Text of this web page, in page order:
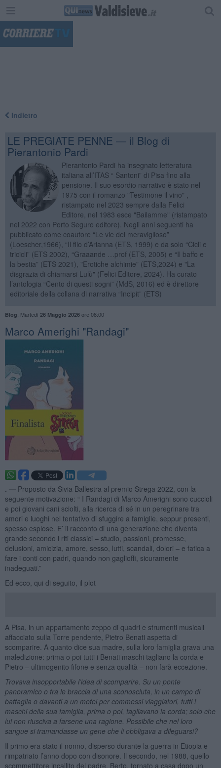
Indietro
LE PREGIATE PENNE — il Blog di
Pierantonio Pardi
Pierantonio Pardi ha insegnato letteratura
italiana all’ITAS “ Santoni” di Pisa fino alla
pensione. Il suo esordio narrativo è stato nel
1975 con il romanzo "Testimone il vino" ,
ristampato nel 2023 sempre dalla Felici
Editore, nel 1983 esce "Bailamme" (ristampato
nel 2022 con Porto Seguro editore). Negli anni seguenti ha
pubblicato come coautore “Le vie del meraviglioso”
(Loescher,1966), “Il filo d’Arianna (ETS, 1999) e da solo “Cicli e
tricicli” (ETS 2002), “Graaande …prof (ETS, 2005) e “Il baffo e
la bestia” (ETS 2021), "Erotiche alchimie" (ETS,2024) e "La
disgrazia di chiamarsi Lulù" (Felici Editore, 2024). Ha curato
l’antologia “Cento di questi sogni” (MdS, 2016) ed è direttore
editoriale della collana di narrativa “Incipit” (ETS)
Blog Martedì 26 Maggio 2026ore 08:00
​Marco Amerighi "Randagi"
. — Proposto da Sivia Ballestra al premio Strega 2022, con la
seguente motivazione: “ I Randagi di Marco Amerighi sono cuccioli
e poi giovani cani sciolti, alla ricerca di sé in un peregrinare tra
amori e luoghi nel tentativo di sfuggire a famiglie, seppur presenti,
spesso esplose. E’ il racconto di una generazione che diventa
grande secondo i riti classici – studio, passioni, promesse,
delusioni, amicizia, amore, sesso, lutti, scandali, dolori – e fatica a
fare i conti con padri, quando non gaglioffi, sicuramente
inadeguati.”
Ed ecco, qui di seguito, il plot
A Pisa, in un appartamento zeppo di quadri e strumenti musicali
affacciato sulla Torre pendente, Pietro Benati aspetta di
scomparire. A quanto dice sua madre, sulla loro famiglia grava una
maledizione: prima o poi tutti i Benati maschi tagliano la corda e
Pietro – ultimogenito fifone e senza qualità – non farà eccezione.
Trovava insopportabile l’idea di scomparire. Su un ponte
panoramico o tra le braccia di una sconosciuta, in un campo di
battaglia o davanti a un motel per commessi viaggiatori, tutti i
maschi della sua famiglia, prima o poi, tagliavano la corda; solo che
lui non riusciva a farsene una ragione. Possibile che nel loro
sangue si tramandasse un gene che li obbligava a dileguarsi?
Il primo era stato il nonno, disperso durante la guerra in Etiopia e
rimpatriato l’anno dopo con disonore. Il secondo, nel 1988, quello
scommettitore incallito del padre, Berto, tornato a casa dopo un